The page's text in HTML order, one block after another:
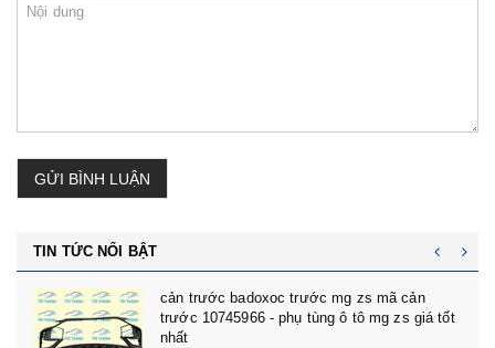
GỬI BÌNH LUẬN
TIN TỨC NỔI BẬT
cản trước badoxoc trước mg zs mã cản
trước 10745966 - phụ tùng ô tô mg zs giá tốt
nhất